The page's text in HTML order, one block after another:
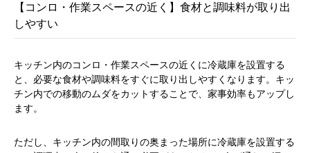
【コンロ・作業スペースの近く】食材と調味料が取り出
しやすい
キッチン内のコンロ・作業スペースの近くに冷蔵庫を設置する
と、必要な食材や調味料をすぐに取り出しやすくなります。キッ
チン内での移動のムダをカットすることで、家事効率もアップし
ます。
ただし、キッチン内の間取りの奥まった場所に冷蔵庫を設置する